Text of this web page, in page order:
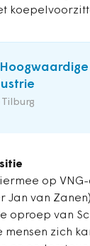
op
Jan van
oproep van
zich